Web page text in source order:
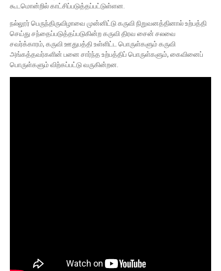
கூடமொன்றில் காட்சிப்படுத்தப்பட்டுள்ளன.
நல்லூர் பெருந்திருவிழாவை முன்னிட்டு கருவி நிறுவனத்தினால் உற்பத்தி
செய்து சந்தைப்படுத்தப்படுகின்ற கருவி திரவ சைன் சலவை
சவர்க்காரம், கருவி ஊதுபத்தி உள்ளிட்ட பொருள்களும் கருவி
அங்கத்தவர்களின் பனை சார்ந்த உற்பத்திப் பொருள்களும், கைவினைப்
பொருள்களும் விற்கப்பட்டு வருகின்றன.